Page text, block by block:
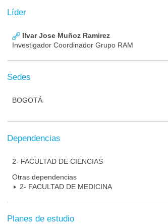
Líder
Ilvar Jose Muñoz Ramirez
Investigador Coordinador Grupo RAM
Sedes
BOGOTÁ
Dependencias
2- FACULTAD DE CIENCIAS
Otras dependencias
2- FACULTAD DE MEDICINA
Planes de estudio